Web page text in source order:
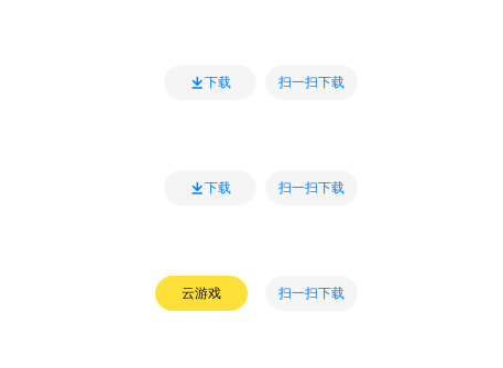
下载 扫一扫下载
下载 扫一扫下载
云游戏 扫一扫下载